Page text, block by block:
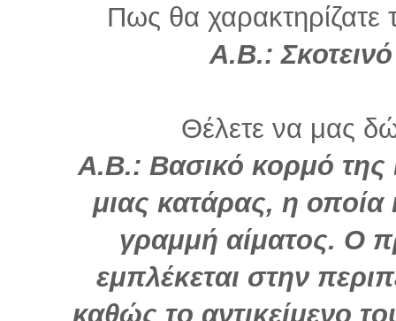
Πως θα χαρακτηρίζατε
Α.Β.:
Θέλετε να μας
Α.Β.: Βασικό κορμό της
μιας κατάρας, η οποία
γραμμή αίματος. Ο
εμπλέκεται στην
καθώς το αντικείμενο